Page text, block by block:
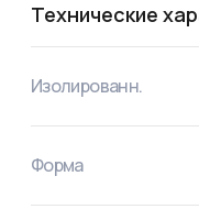
Технические
Изолированн.
Форма